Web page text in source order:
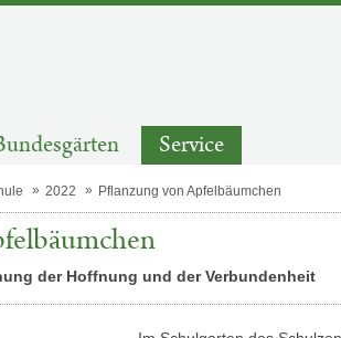
Service
2022 Pflanzung von Apfelbäumchen
der Hoffnung und der Verbundenheit